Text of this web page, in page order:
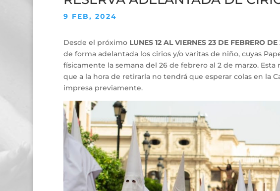
9 FEB, 2024
Desde el próximo LUNES 12 AL VIERNES 23 DE FEBRERO
de forma adelantada los cirios y/o varitas de niño, cuyas
físicamente la semana del 26 de febrero al 2 de marzo.
que a la hora de retirarla no tendrá que esperar colas en la
impresa previamente.